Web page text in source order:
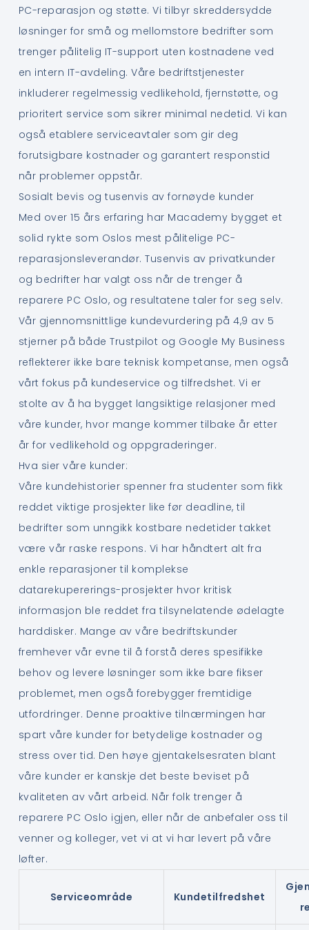
PC-reparasjon og støtte. Vi tilbyr skreddersydde
løsninger for små og mellomstore bedrifter som
trenger pålitelig IT-support uten kostnadene ved
en intern IT-avdeling. Våre bedriftstjenester
inkluderer regelmessig vedlikehold, fjernstøtte, og
prioritert service som sikrer minimal nedetid. Vi kan
også etablere serviceavtaler som gir deg
forutsigbare kostnader og garantert responstid
når problemer oppstår.
Sosialt bevis og tusenvis av fornøyde kunder
Med over 15 års erfaring har Macademy bygget et
solid rykte som Oslos mest pålitelige PC-
reparasjonsleverandør. Tusenvis av privatkunder
og bedrifter har valgt oss når de trenger å
reparere PC Oslo, og resultatene taler for seg selv.
Vår gjennomsnittlige kundevurdering på 4,9 av 5
stjerner på både Trustpilot og Google My Business
reflekterer ikke bare teknisk kompetanse, men også
vårt fokus på kundeservice og tilfredshet. Vi er
stolte av å ha bygget langsiktige relasjoner med
våre kunder, hvor mange kommer tilbake år etter
år for vedlikehold og oppgraderinger.
Hva sier våre kunder:
Våre kundehistorier spenner fra studenter som fikk
reddet viktige prosjekter like før deadline, til
bedrifter som unngikk kostbare nedetider takket
være vår raske respons. Vi har håndtert alt fra
enkle reparasjoner til komplekse
datarekupererings-prosjekter hvor kritisk
informasjon ble reddet fra tilsynelatende ødelagte
harddisker. Mange av våre bedriftskunder
fremhever vår evne til å forstå deres spesifikke
behov og levere løsninger som ikke bare fikser
problemet, men også forebygger fremtidige
utfordringer. Denne proaktive tilnærmingen har
spart våre kunder for betydelige kostnader og
stress over tid. Den høye gjentakelsesraten blant
våre kunder er kanskje det beste beviset på
kvaliteten av vårt arbeid. Når folk trenger å
reparere PC Oslo igjen, eller når de anbefaler oss til
venner og kolleger, vet vi at vi har levert på våre
løfter.
Serviceområde Kundetilfredshet